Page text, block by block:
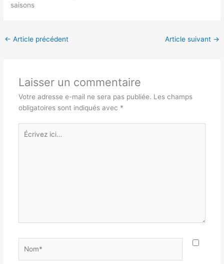
saisons
← Article précédent Article suivant →
Laisser un commentaire
Votre adresse e-mail ne sera pas publiée. Les champs
obligatoires sont indiqués avec *
Écrivez
ici…